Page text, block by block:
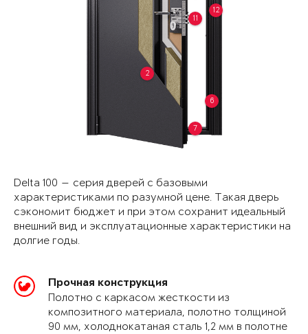
2
6
7
11
12
Delta 100 — серия дверей с базовыми
характеристиками по разумной цене. Такая дверь
сэкономит бюджет и при этом сохранит идеальный
внешний вид и эксплуатационные характеристики на
долгие годы.
Прочная конструкция
Полотно с каркасом жесткости из
композитного материала, полотно толщиной
90 мм, холоднокатаная сталь 1,2 мм в полотне